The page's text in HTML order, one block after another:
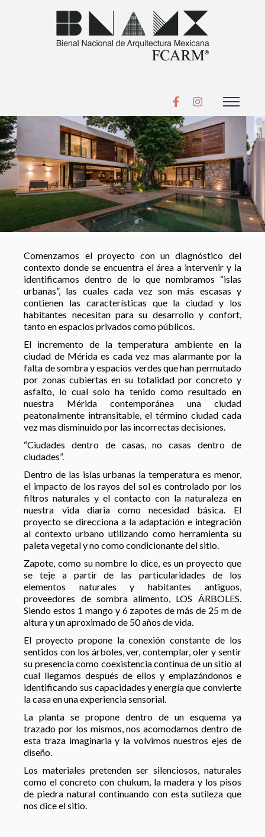
Comenzamos el proyecto con un diagnóstico del
contexto donde se encuentra el área a intervenir y la
identificamos dentro de lo que nombramos “islas
urbanas”, las cuales cada vez son más escasas y
contienen las características que la ciudad y los
habitantes necesitan para su desarrollo y confort,
tanto en espacios privados como públicos.
El incremento de la temperatura ambiente en la
ciudad de Mérida es cada vez mas alarmante por la
falta de sombra y espacios verdes que han permutado
por zonas cubiertas en su totalidad por concreto y
asfalto, lo cual solo ha tenido como resultado en
nuestra Mérida contemporánea una ciudad
peatonalmente intransitable, el término ciudad cada
vez mas disminuido por las incorrectas decisiones.
“Ciudades dentro de casas, no casas dentro de
ciudades”.
Dentro de las islas urbanas la temperatura es menor,
el impacto de los rayos del sol es controlado por los
filtros naturales y el contacto con la naturaleza en
nuestra vida diaria como necesidad básica. El
proyecto se direcciona a la adaptación e integración
al contexto urbano utilizando como herramienta su
paleta vegetal y no como condicionante del sitio.
Zapote, como su nombre lo dice, es un proyecto que
se teje a partir de las particularidades de los
elementos naturales y habitantes antiguos,
proveedores de sombra alimento, LOS ÁRBOLES.
Siendo estos 1 mango y 6 zapotes de más de 25 m de
altura y un aproximado de 50 años de vida.
El proyecto propone la conexión constante de los
sentidos con los árboles, ver, contemplar, oler y sentir
su presencia como coexistencia continua de un sitio al
cual llegamos después de ellos y emplazándonos e
identificando sus capacidades y energía que convierte
la casa en una experiencia sensorial.
La planta se propone dentro de un esquema ya
trazado por los mismos, nos acomodamos dentro de
esta traza imaginaria y la volvimos nuestros ejes de
diseño.
Los materiales pretenden ser silenciosos, naturales
como el concreto con chukum, la madera y los pisos
de piedra natural continuando con esta sutileza que
nos dice el sitio.